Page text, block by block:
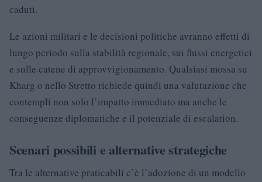
caduti.
Le azioni militari e le decisioni politiche avranno effetti di
lungo periodo sulla stabilità regionale, sui flussi energetici
e sulle catene di approvvigionamento. Qualsiasi mossa su
Kharg o nello Stretto richiede quindi una valutazione che
contempli non solo l’impatto immediato ma anche le
conseguenze diplomatiche e il potenziale di escalation.
Scenari possibili e alternative strategiche
Tra le alternative praticabili c’è l’adozione di un modello